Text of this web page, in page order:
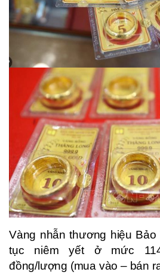
Vàng nhẫn thương hiệu Bảo
tục niêm yết ở mức
đồng/lượng (mua vào – bán